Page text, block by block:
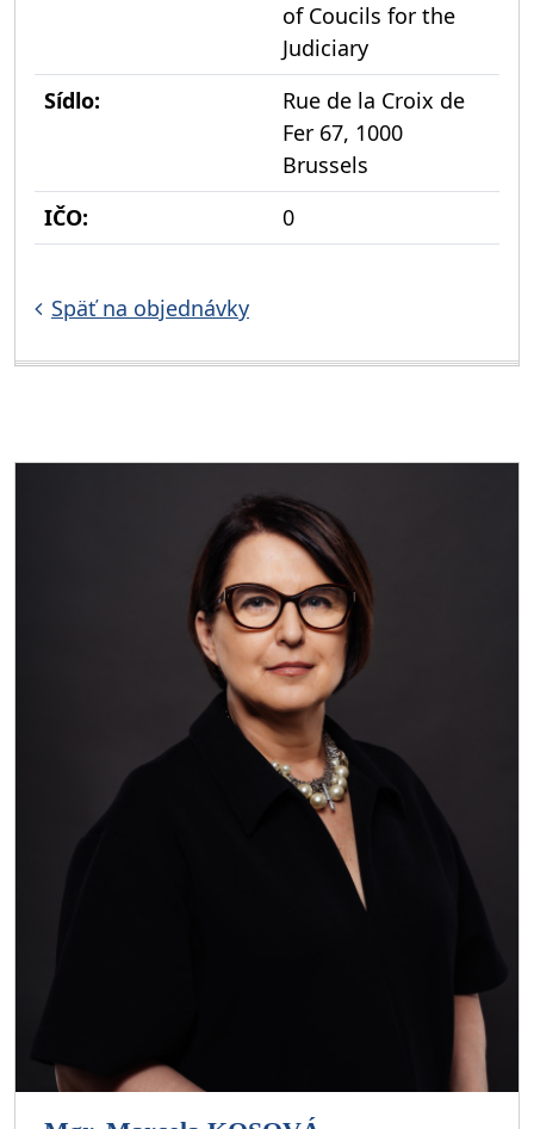
of Coucils for the
Judiciary
Sídlo:
Rue de la Croix de
Fer 67, 1000
Brussels
IČO:
0
Späť na objednávky